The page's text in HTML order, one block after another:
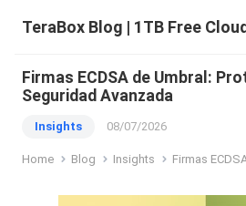
Firmas ECDSA de Umbral:
Seguridad Avanzada
Insights 08/07/2026
Home Blog Insights Firmas ECDSA de